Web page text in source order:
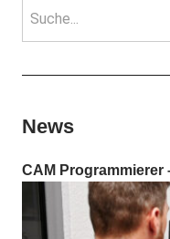
News
CAM Programmierer